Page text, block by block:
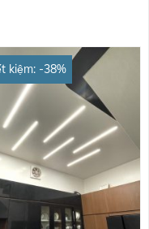
kiệm: -38%